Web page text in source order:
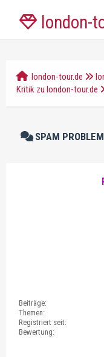
london-
london-tour.de
Kritik zu london-tour.de
SPAM
Beiträge:
Themen:
Registriert seit:
Bewertung: